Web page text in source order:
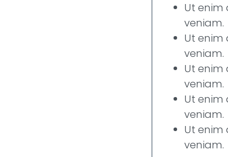
Ut enim
veniam.
Ut enim
veniam.
Ut enim
veniam.
Ut enim
veniam.
Ut enim
veniam.